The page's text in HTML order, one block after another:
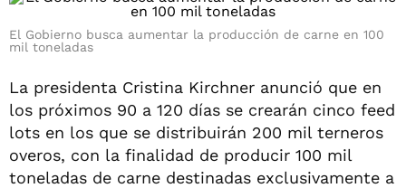
El Gobierno busca aumentar la producción de carne en 100
mil toneladas
La presidenta Cristina Kirchner anunció que en
los próximos 90 a 120 días se crearán cinco feed
lots en los que se distribuirán 200 mil terneros
overos, con la finalidad de producir 100 mil
toneladas de carne destinadas exclusivamente a